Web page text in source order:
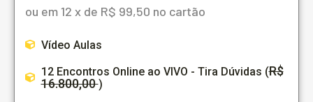
ou em 12 x de R$ 99,50 no cartão
Vídeo Aulas
12 Encontros Online ao VIVO - Tira Dúvidas (R$
16.800,00)